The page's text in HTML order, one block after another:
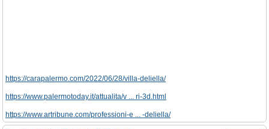
https://carapalermo.com/2022/06/28/villa-deliella/
https://www.palermotoday.it/attualita/v ... ri-3d.html
https://www.artribune.com/professioni-e ... -deliella/